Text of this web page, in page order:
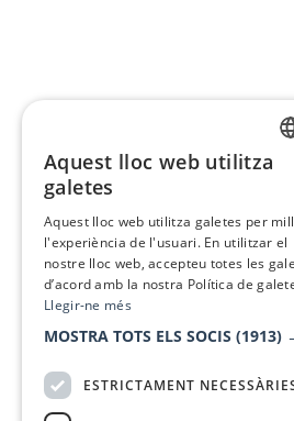
Aquest lloc web utilitza
galetes
Aquest lloc web utilitza galetes per
l'experiència de l'usuari. En utilitzar el
nostre lloc web, accepteu totes les
d’acord amb la nostra Política de
Llegir-ne més
MOSTRA TOTS ELS SOCIS (1913)
ESTRICTAMENT